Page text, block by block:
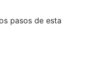
pasos de esta